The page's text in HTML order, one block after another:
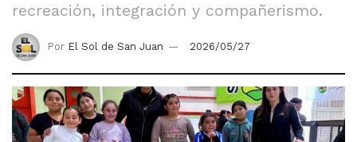
recreación, integración y compañerismo.
Por El Sol de San Juan 2026/05/27